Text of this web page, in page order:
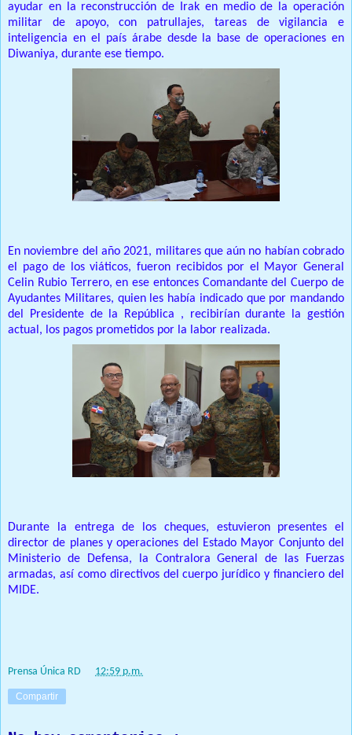
ayudar en la reconstrucción de Irak en medio de la operación
militar de apoyo, con patrullajes, tareas de vigilancia e
inteligencia en el país árabe desde la base de operaciones en
Diwaniya, durante ese tiempo.
En noviembre del año 2021, militares que aún no habían cobrado
el pago de los viáticos, fueron recibidos por el Mayor General
Celin Rubio Terrero, en ese entonces Comandante del Cuerpo de
Ayudantes Militares, quien les había indicado que por mandando
del Presidente de la República , recibirían durante la gestión
actual, los pagos prometidos por la labor realizada.
Durante la entrega de los cheques, estuvieron presentes el
director de planes y operaciones del Estado Mayor Conjunto del
Ministerio de Defensa, la Contralora General de las Fuerzas
armadas, así como directivos del cuerpo jurídico y financiero del
MIDE.
Prensa Única RD 12:59 p.m.
Compartir